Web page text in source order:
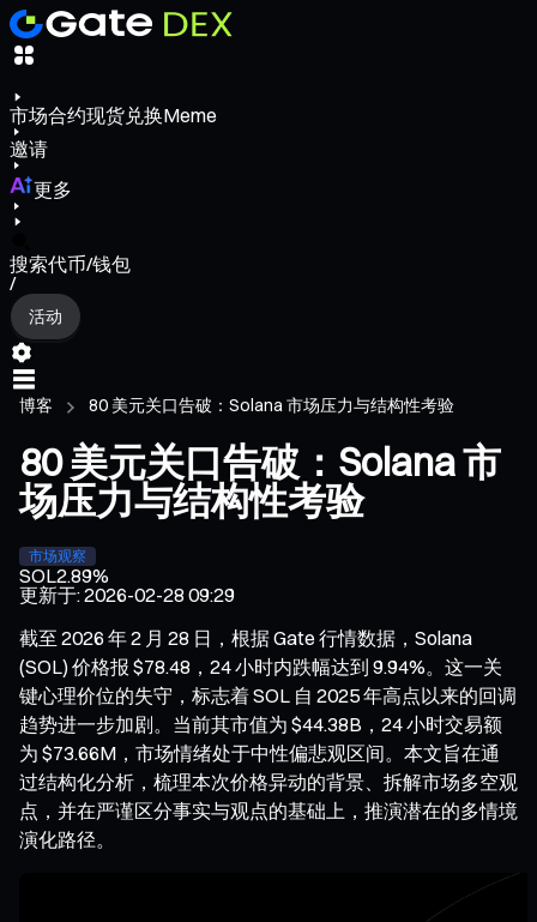
市场合约现货兑换Meme
邀请
更多
搜索代币/钱包
/
活动
博客 80 美元关口告破：Solana 市场压力与结构性考验
80 美元关口告破：Solana 市
场压力与结构性考验
市场观察
SOL2.89%
更新于:2026-02-28 09:29
截至 2026 年 2 月 28 日，根据 Gate 行情数据，Solana
(SOL) 价格报 $78.48，24 小时内跌幅达到 9.94%。这一关
键心理价位的失守，标志着 SOL 自 2025 年高点以来的回调
趋势进一步加剧。当前其市值为 $44.38B，24 小时交易额
为 $73.66M，市场情绪处于中性偏悲观区间。本文旨在通
过结构化分析，梳理本次价格异动的背景、拆解市场多空观
点，并在严谨区分事实与观点的基础上，推演潜在的多情境
演化路径。